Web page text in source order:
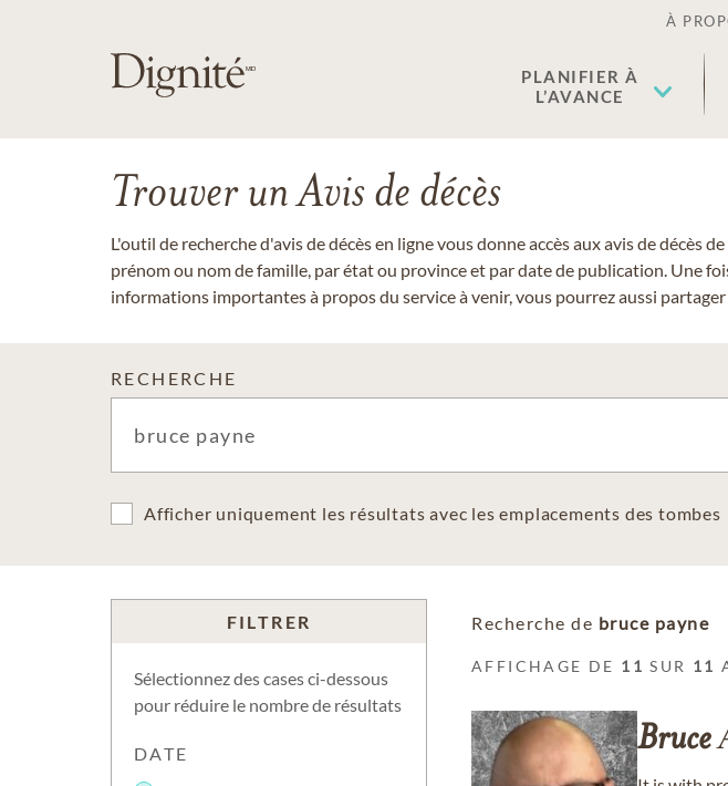
À
PLANIFIER À
L’AVANCE
Trouver un Avis de décès
L'outil de recherche d'avis de décès en ligne vous donne accès aux avis de
prénom ou nom de famille, par état ou province et par date de publication. Une
informations importantes à propos du service à venir, vous pourrez aussi
RECHERCHE
Afficher uniquement les résultats avec les emplacements des tombes
FILTRER
Sélectionnez des cases ci-dessous
pour réduire le nombre de résultats
DATE
Recherche de bruce payne
AFFICHAGE DE 11 SUR 11
Bruce